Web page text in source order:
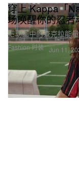
Fashion 时装
穿上 Kappa「
场唤醒你的忍者
把动画中的查克拉能
Jun 11,